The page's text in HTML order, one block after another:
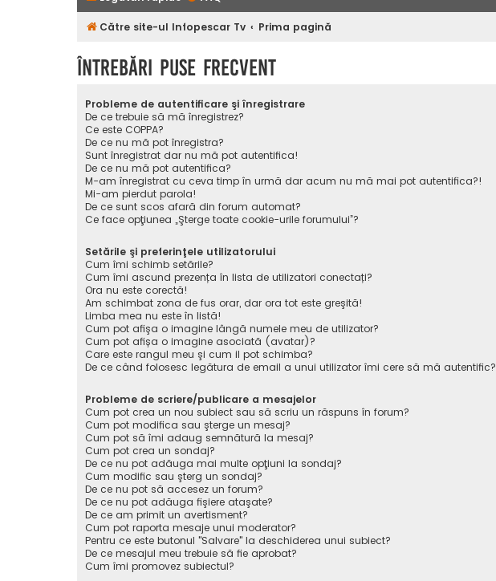
Către site-ul Infopescar Tv Prima pagină
Întrebări puse frecvent
Probleme de autentificare şi înregistrare
De ce trebuie să mă înregistrez?
Ce este COPPA?
De ce nu mă pot înregistra?
Sunt înregistrat dar nu mă pot autentifica!
De ce nu mă pot autentifica?
M-am înregistrat cu ceva timp în urmă dar acum nu mă mai pot autentifica?!
Mi-am pierdut parola!
De ce sunt scos afară din forum automat?
Ce face opţiunea „Şterge toate cookie-urile forumului”?
Setările şi preferinţele utilizatorului
Cum îmi schimb setările?
Cum îmi ascund prezența în lista de utilizatori conectați?
Ora nu este corectă!
Am schimbat zona de fus orar, dar ora tot este greşită!
Limba mea nu este în listă!
Cum pot afişa o imagine lângă numele meu de utilizator?
Cum pot afișa o imagine asociată (avatar)?
Care este rangul meu şi cum il pot schimba?
De ce când folosesc legătura de email a unui utilizator îmi cere să mă autentific?
Probleme de scriere/publicare a mesajelor
Cum pot crea un nou subiect sau să scriu un răspuns în forum?
Cum pot modifica sau şterge un mesaj?
Cum pot să îmi adaug semnătură la mesaj?
Cum pot crea un sondaj?
De ce nu pot adăuga mai multe opţiuni la sondaj?
Cum modific sau şterg un sondaj?
De ce nu pot să accesez un forum?
De ce nu pot adăuga fişiere ataşate?
De ce am primit un avertisment?
Cum pot raporta mesaje unui moderator?
Pentru ce este butonul "Salvare" la deschiderea unui subiect?
De ce mesajul meu trebuie să fie aprobat?
Cum îmi promovez subiectul?